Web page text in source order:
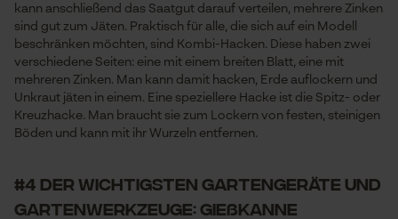
kann anschließend das Saatgut darauf verteilen, mehrere Zinken
sind gut zum Jäten. Praktisch für alle, die sich auf ein Modell
beschränken möchten, sind Kombi-Hacken. Diese haben zwei
verschiedene Seiten: eine mit einem breiten Blatt, eine mit
mehreren Zinken. Man kann damit hacken, Erde auflockern und
Unkraut jäten in einem. Eine speziellere Hacke ist die Spitz- oder
Kreuzhacke. Man braucht sie zum Lockern von festen, steinigen
Böden und kann mit ihr Wurzeln entfernen.
#4 der wichtigsten Gartengeräte und
Gartenwerkzeuge: Gießkanne